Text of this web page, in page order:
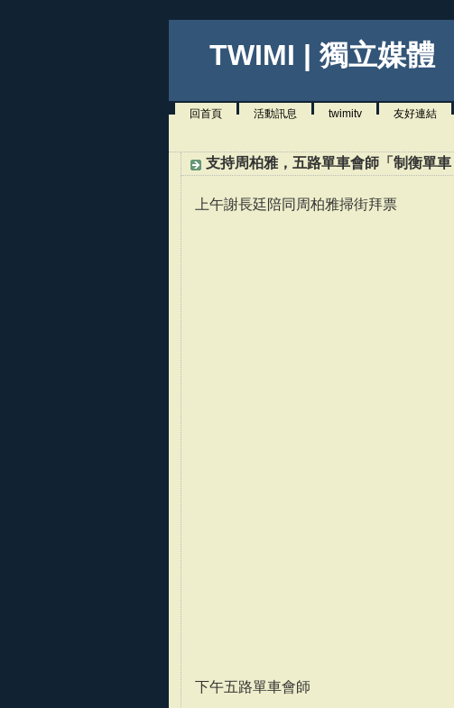
TWIMI | 獨立媒體
回首頁 活動訊息 twimitv 友好連結
支持周柏雅，五路單車會師「制衡單車
上午謝長廷陪同周柏雅掃街拜票
下午五路單車會師